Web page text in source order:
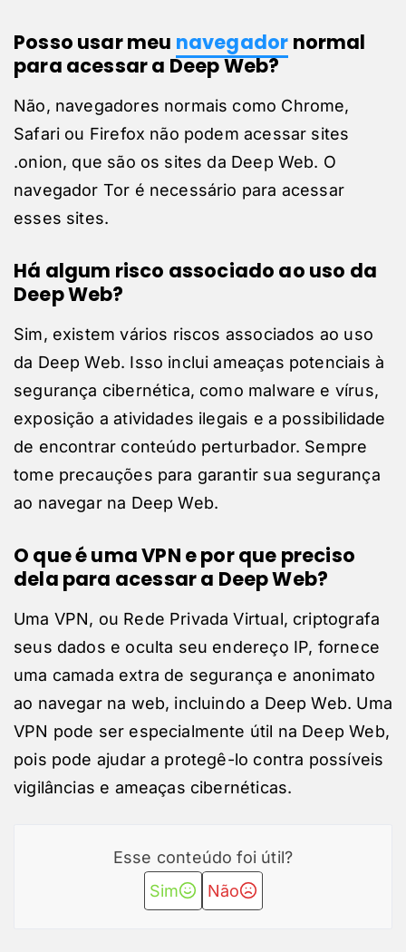
Posso usar meu navegador normal
para acessar a Deep Web?
Não, navegadores normais como Chrome,
Safari ou Firefox não podem acessar sites
.onion, que são os sites da Deep Web. O
navegador Tor é necessário para acessar
esses sites.
Há algum risco associado ao uso da
Deep Web?
Sim, existem vários riscos associados ao uso
da Deep Web. Isso inclui ameaças potenciais à
segurança cibernética, como malware e vírus,
exposição a atividades ilegais e a possibilidade
de encontrar conteúdo perturbador. Sempre
tome precauções para garantir sua segurança
ao navegar na Deep Web.
O que é uma VPN e por que preciso
dela para acessar a Deep Web?
Uma VPN, ou Rede Privada Virtual, criptografa
seus dados e oculta seu endereço IP, fornece
uma camada extra de segurança e anonimato
ao navegar na web, incluindo a Deep Web. Uma
VPN pode ser especialmente útil na Deep Web,
pois pode ajudar a protegê-lo contra possíveis
vigilâncias e ameaças cibernéticas.
Esse conteúdo foi útil?
Sim
Não